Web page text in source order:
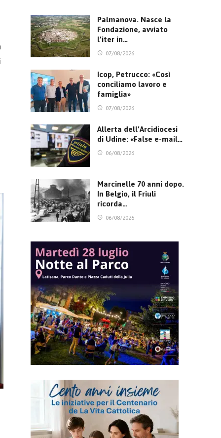
Palmanova. Nasce la
Fondazione, avviato
l’iter in…
07/08/2026
Icop, Petrucco: «Così
conciliamo lavoro e
famiglia»
07/08/2026
Allerta dell’Arcidiocesi
di Udine: «False e-mail…
06/08/2026
Marcinelle 70 anni dopo.
In Belgio, il Friuli
ricorda…
06/08/2026